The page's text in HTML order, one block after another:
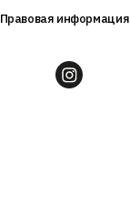
Правовая информация